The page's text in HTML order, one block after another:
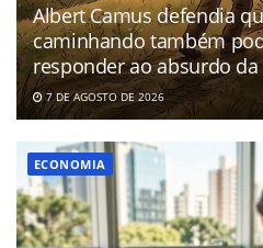
Albert Camus defendia
caminhando também
responder ao absurdo
7 DE AGOSTO DE 2026
ECONOMIA